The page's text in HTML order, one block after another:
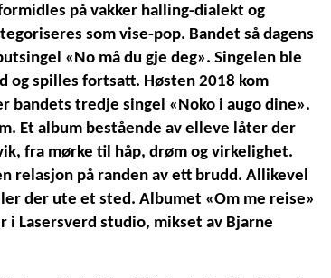
på vakker halling-dialekt og
som vise-pop. Bandet så dagens
«No må du gje deg». Singelen ble
og spilles fortsatt. Høsten 2018 kom
bandets tredje singel «Noko i augo dine».
Et album bestående av elleve låter der
fra mørke til håp, drøm og virkelighet.
relasjon på randen av ett brudd. Allikevel
der ute et sted. Albumet «Om me reise»
i Lasersverd studio, mikset av Bjarne